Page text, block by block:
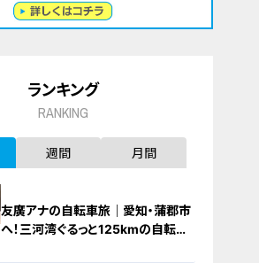
ランキング
RANKING
週間 月間
友廣アナの自転車旅｜愛知・蒲郡市
へ！三河湾ぐるっと125kmの自転車